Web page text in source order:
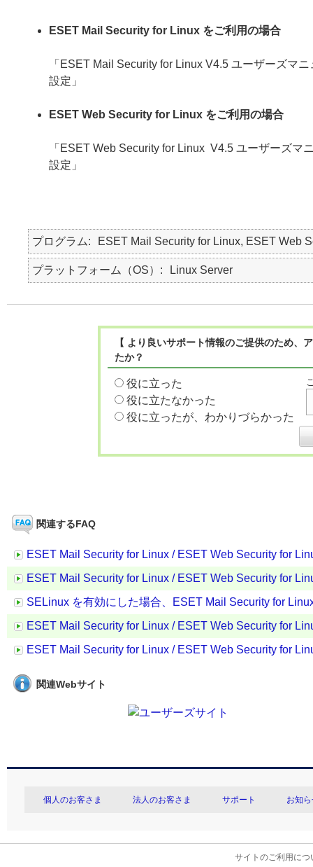
ESET Mail Security for Linux をご利用の場合
「ESET Mail Security for Linux V4.5 ユーザーズマ
設定」
ESET Web Security for Linux をご利用の場合
「ESET Web Security for Linux V4.5 ユーザーズ
設定」
プログラム ESET Mail Security for Linux, ESET Web
プラットフォーム（OS） Linux Server
【 より良いサポート情報のご提供のため
たか？
役に立った
役に立たなかった
役に立ったが、わかりづらかった
関連するFAQ
ESET Mail Security for Linux / ESET Web Security for
ESET Mail Security for Linux / ESET Web Security for
SELinux を有効にした場合、ESET Mail Security for
ESET Mail Security for Linux / ESET Web Security for
ESET Mail Security for Linux / ESET Web Security for
関連Webサイト
個人のお客さま 法人のお客さま サポート お知
サイトのご利用につ